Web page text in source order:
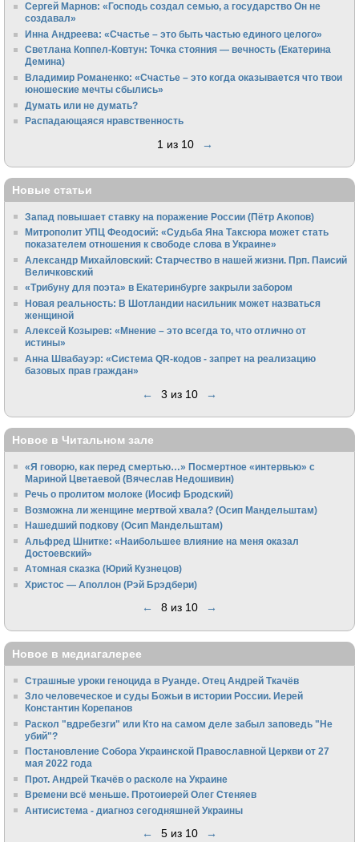
Сергей Марнов: «Господь создал семью, а государство Он не
создавал»
Инна Андреева: «Счастье – это быть частью единого целого»
Светлана Коппел-Ковтун: Точка стояния — вечность (Екатерина
Демина)
Владимир Романенко: «Счастье – это когда оказывается что твои
юношеские мечты сбылись»
Думать или не думать?
Распадающаяся нравственность
1 из 10 →
Новые статьи
Запад повышает ставку на поражение России (Пётр Акопов)
Митрополит УПЦ Феодосий: «Судьба Яна Таксюра может стать
показателем отношения к свободе слова в Украине»
Алек­сандр Михайловский: Старчество в нашей жизни. Прп. Паисий
Величковский
«Трибуну для поэта» в Екатеринбурге закрыли забором
Новая реальность: В Шотландии насильник может назваться
женщиной
Алексей Козырев: «Мнение – это всегда то, что отлично от
истины»
Анна Швабауэр: «Система QR-кодов - запрет на реализацию
базовых прав граждан»
← 3 из 10 →
Новое в Читальном зале
«Я говорю, как перед смертью…» Посмертное «интервью» с
Мариной Цветаевой (Вячеслав Недошивин)
Речь о пролитом молоке (Иосиф Бродский)
Возможна ли женщине мертвой хвала? (Осип Мандельштам)
Нашедший подкову (Осип Мандельштам)
Альфред Шнитке: «Наибольшее влияние на меня оказал
Достоевский»
Атомная сказка (Юрий Кузнецов)
Христос — Аполлон (Рэй Брэдбери)
← 8 из 10 →
Новое в медиагалерее
Страшные уроки геноцида в Руанде. Отец Андрей Ткачёв
Зло человеческое и суды Божьи в истории России. Иерей
Константин Корепанов
Раскол "вдребезги" или Кто на самом деле забыл заповедь "Не
убий"?
Постановление Собора Украинской Православной Церкви от 27
мая 2022 года
Прот. Андрей Ткачёв о расколе на Украине
Времени всё меньше. Протоиерей Олег Стеняев
Антисистема - диагноз сегодняшней Украины
← 5 из 10 →